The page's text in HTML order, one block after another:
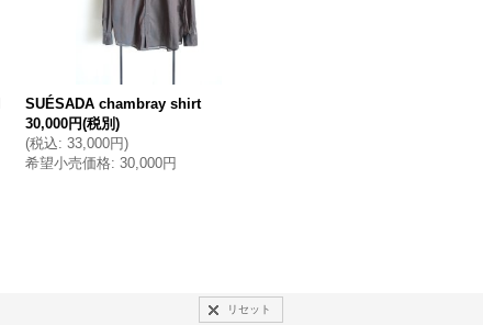
SUÉSADA chambray shirt
30,000円(税別)
(税込: 33,000円)
希望小売価格: 30,000円
リセット